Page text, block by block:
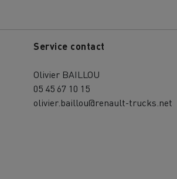
Service contact
Olivier BAILLOU
05 45 67 10 15
olivier.baillou@renault-trucks.net